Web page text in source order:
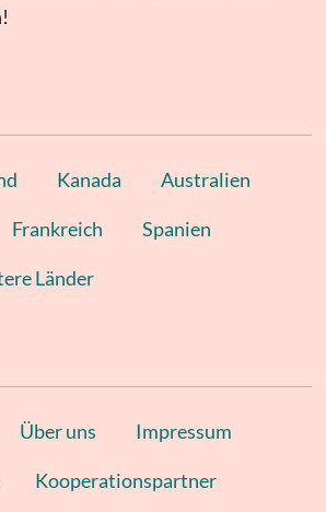
Kanada Australien
Frankreich Spanien
Länder
Über uns Impressum
Kooperationspartner